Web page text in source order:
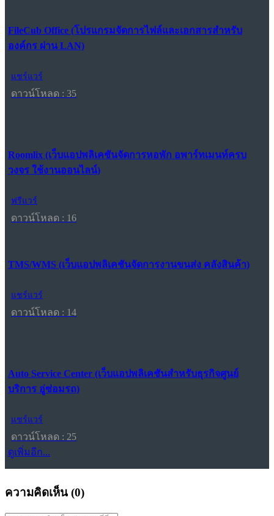
FileCub Office (โปรแกรมจัดการไฟล์และเอกสารสำหรับ
องค์กร ผ่าน LAN)
แชร์แวร์
ดาวน์โหลด : 35
Roomlix (เว็บแอปพลิเคชันจัดการหอพัก อพาร์ทเมนท์ครบ
วงจร ใช้งานออนไลน์)
ฟรีแวร์
ดาวน์โหลด : 16
TMS/WMS (เว็บแอปพลิเคชันจัดการงานขนส่ง คลังสินค้า)
แชร์แวร์
ดาวน์โหลด : 14
Auto Service Center (เว็บแอปพลิเคชันสำหรับธุรกิจศูนย์
บริการ อู่ซ่อมรถ)
แชร์แวร์
ดาวน์โหลด : 25
ดูเพิ่มอีก...
ความคิดเห็น (0)